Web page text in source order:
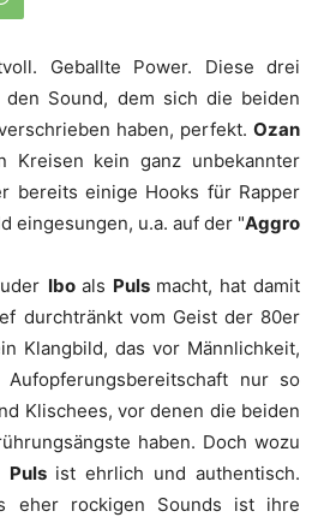
Geballte Power. Diese drei
Sound, dem sich die beiden
haben, perfekt. Ozan
Kreisen kein ganz unbekannter
bereits einige Hooks für Rapper
eingesungen, u.a. auf der "Aggro
Ibo als Puls macht, hat damit
durchtränkt vom Geist der 80er
Klangbild, das vor Männlichkeit,
nur so
Klischees, vor denen die beiden
haben. Doch wozu
Puls ist ehrlich und authentisch.
eher rockigen Sounds ist ihre